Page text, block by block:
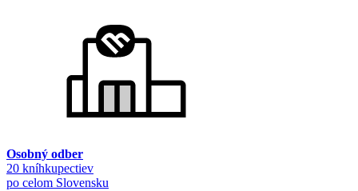
Osobný odber
20 kníhkupectiev
po celom Slovensku